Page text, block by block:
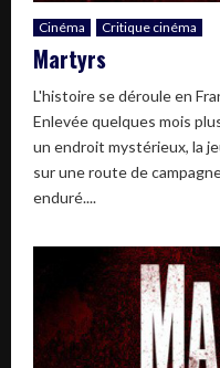
Cinéma Critique cinéma
Martyrs
L'histoire se déroule en
Enlevée quelques mois
un endroit mystérieux, la
sur une route de
enduré....